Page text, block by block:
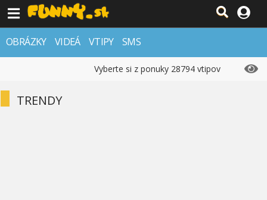
OBRÁZKY VIDEÁ VTIPY SMS
Vyberte si z ponuky 28794 vtipov
TRENDY